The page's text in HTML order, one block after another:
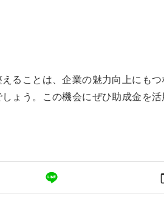
ることは、企業の魅力向上にもつ
ょう。この機会にぜひ助成金を活